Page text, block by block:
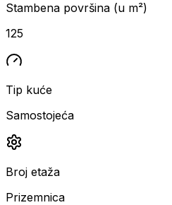
Stambena površina (u m²)
125
Tip kuće
Samostojeća
Broj etaža
Prizemnica